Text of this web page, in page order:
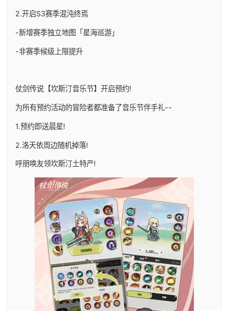
2.开启S3赛季混沌终焉
-新增赛季独立地图「星海巡游」
-非赛季候级上限提升
仗剑传说【坎斯汀音乐节】开启预约!
为所有预约活动的冒险者都准备了音乐节伴手礼--
1.预约即送晨星!
2.洛天依周边随机掉落!
呼朋唤友领坎斯汀土特产!